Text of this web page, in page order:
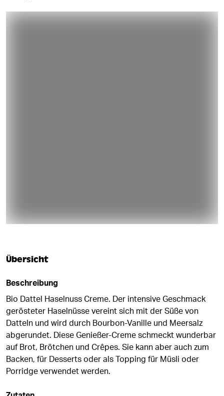
Übersicht
Beschreibung
Bio Dattel Haselnuss Creme. Der intensive Geschmack
gerösteter Haselnüsse vereint sich mit der Süße von
Datteln und wird durch Bourbon-Vanille und Meersalz
abgerundet. Diese Genießer-Creme schmeckt wunderbar
auf Brot, Brötchen und Crêpes. Sie kann aber auch zum
Backen, für Desserts oder als Topping für Müsli oder
Porridge verwendet werden.